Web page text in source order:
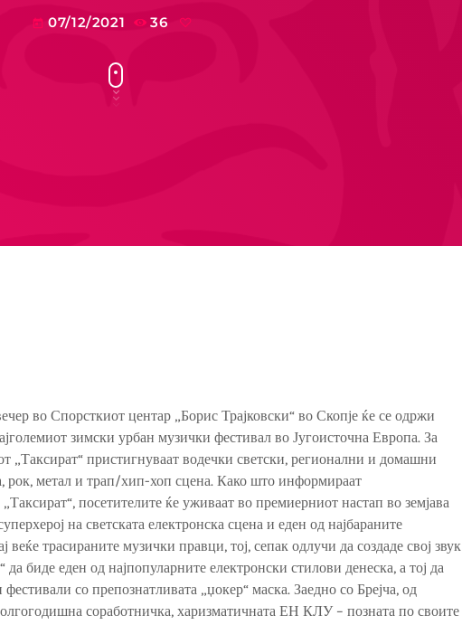
today 07/12/2021 36
во Спорсткиот центар „Борис Трајковски“ во Скопје ќе се одржи
зимски урбан музички фестивал во Југоисточна Европа. За
„Таксират“ пристигнуваат водечки светски, регионални и домашни
рок, метал и трап/хип-хоп сцена. Како што информираат
посетителите ќе уживаат во премиерниот настап во земјава
на светската електронска сцена и еден од најбараните
трасираните музички правци, тој, сепак одлучи да создаде свој звук
биде еден од најпопуларните електронски стилови денеска, а тој да
со препознатливата „џокер“ маска. Заедно со Брејча, од
соработничка, харизматичната ЕН КЛУ – позната по своите